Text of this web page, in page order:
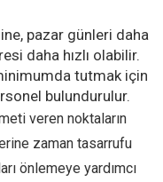
pazar günleri daha
daha hızlı olabilir.
tutmak için
bulundurulur.
veren noktaların
zaman tasarrufu
önlemeye yardımcı